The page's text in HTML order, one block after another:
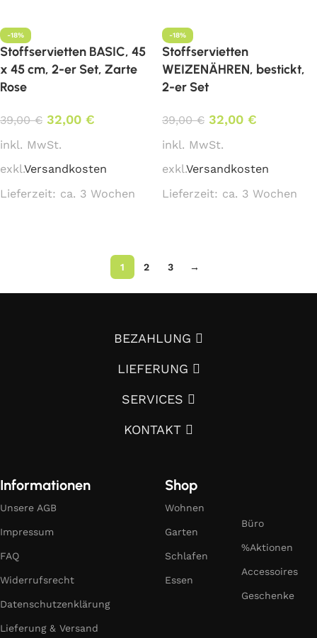
-18%
Stoffservietten BASIC, 45
x 45 cm, 2-er Set, Zarte
Rose
39,00€ 32,00 €
inkl. MwSt.
exkl.Versandkosten
Lieferzeit: ca. 3 Wochen
-18%
Stoffservietten
WEIZENÄHREN, bestickt,
2-er Set
39,00€ 32,00 €
inkl. MwSt.
exkl.Versandkosten
Lieferzeit: ca. 3 Wochen
1 2 3 →
BEZAHLUNG
LIEFERUNG
SERVICES
KONTAKT
Informationen
Unsere AGB
Impressum
FAQ
Widerrufsrecht
Datenschutzenklärung
Lieferung & Versand
Shop
Wohnen
Garten
Schlafen
Essen
Büro
%Aktionen
Accessoires
Geschenke